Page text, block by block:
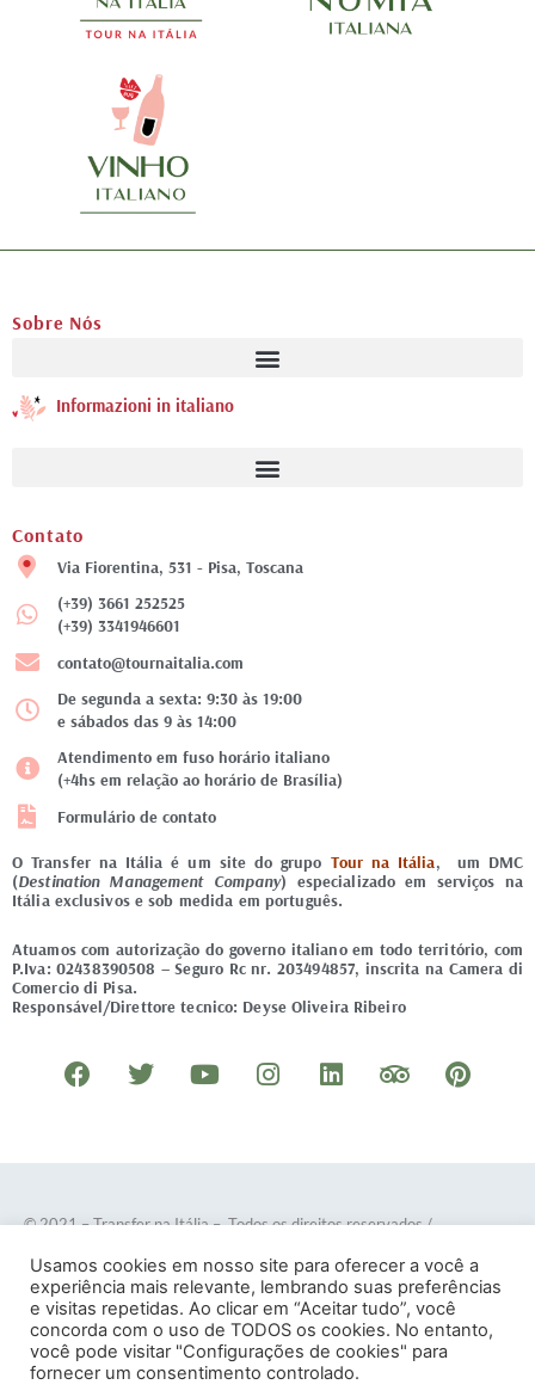
Sobre Nós
Informazioni in italiano
Contato
Via Fiorentina, 531 - Pisa, Toscana
(+39) 3661 252525
(+39) 3341946601
contato@tournaitalia.com
De segunda a sexta: 9:30 às 19:00
e sábados das 9 às 14:00
Atendimento em fuso horário italiano
(+4hs em relação ao horário de Brasília)
Formulário de contato
O Transfer na Itália é um site do grupo Tour na Itália, um DMC
(Destination Management Company) especializado em serviços na
Itália exclusivos e sob medida em português.
Atuamos com autorização do governo italiano em todo território, com
P.Iva: 02438390508 – Seguro Rc nr. 203494857, inscrita na Camera di
Comercio di Pisa.
Responsável/Direttore tecnico: Deyse Oliveira Ribeiro
F
a
e
o
k
T
w
t
e
r
Y
o
t
b
I
n
t
g
r
a
m
L
i
k
d
n
T
r
p
d
s
o
P
i
t
r
e
s
© 2021 – Transfer na Itália – Todos os direitos reservados/
Termos e Condições–Política de Privacidade
Usamos cookies em nosso site para oferecer a você a
experiência mais relevante, lembrando suas preferências
e visitas repetidas. Ao clicar em “Aceitar tudo”, você
concorda com o uso de TODOS os cookies. No entanto,
você pode visitar "Configurações de cookies" para
fornecer um consentimento controlado.